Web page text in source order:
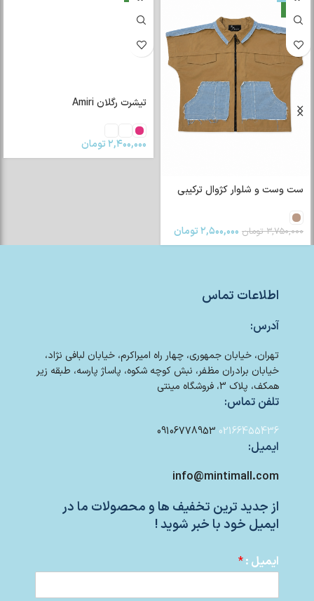
ست وست و شلوار کژوال ترکیبی
۳,۷۵۰,۰۰۰ تومان ۲,۵۰۰,۰۰۰تومان
تیشرت رگلان Amiri
۲,۴۰۰,۰۰۰تومان
اطلاعات تماس
آدرس:
تهران، خیابان جمهوری، چهار راه امیراکرم، خیابان لبافی نژاد،
خیابان برادران مظفر، نبش کوچه شکوه، پاساژ پارسه، طبقه زیر
همکف، پلاک 3، فروشگاه مینتی
تلفن تماس:
02166455436
09106778953
ایمیل:
info@mintimall.com
از جدید ترین تخفیف ها و محصولات ما در
ایمیل خود با خبر شوید !
ایمیل :*